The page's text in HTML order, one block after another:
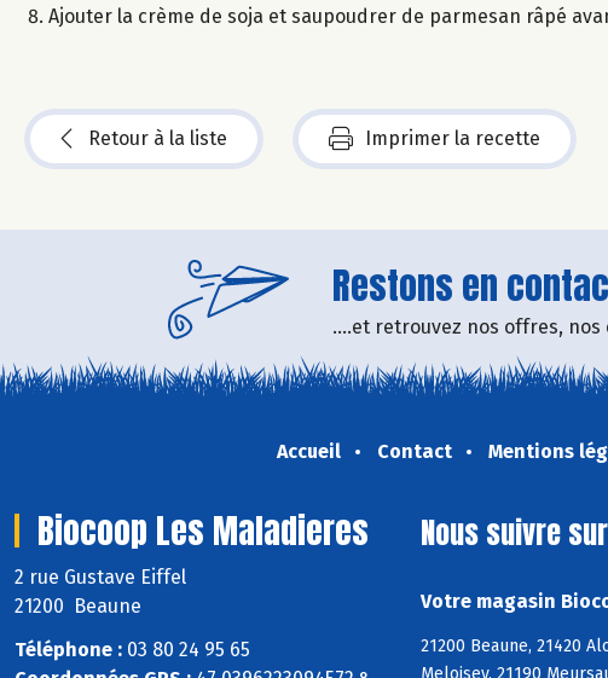
Ajouter la crème de soja et saupoudrer de parmesan râpé
Retour à la liste Imprimer la recette
Restons en
....et retrouvez nos offres,
Accueil Contact Mentions
Biocoop Les Maladieres
2 rue Gustave Eiffel
21200 Beaune
Téléphone : 03 80 24 95 65
Nous suivre sur
Votre magasin
21200 Beaune, 21420
Meloisey, 21190